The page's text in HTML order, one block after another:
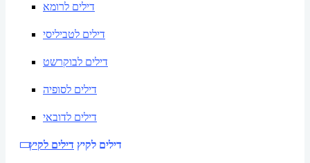
דילים לרומא
דילים לטביליסי
דילים לבוקרשט
דילים לסופיה
דילים לדובאי
דילים לקיץ דילים לקיץ